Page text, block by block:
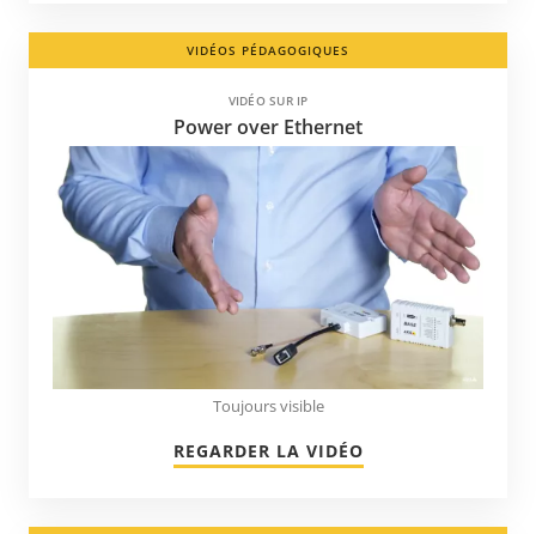
VIDÉOS PÉDAGOGIQUES
VIDÉO SUR IP
Power over Ethernet
Toujours visible
REGARDER LA VIDÉO